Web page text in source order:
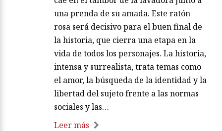
una prenda de su amada. Este ratón
rosa será decisivo para el buen final de
la historia, que cierra una etapa en la
vida de todos los personajes. La historia,
intensa y surrealista, trata temas como
el amor, la búsqueda de la identidad y la
libertad del sujeto frente a las normas
sociales y las…
Leer más